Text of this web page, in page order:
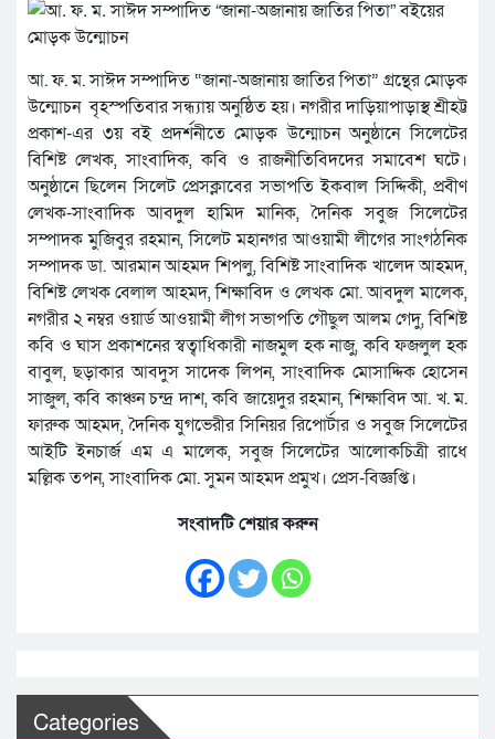
আ. ফ. ম. সাঈদ সম্পাদিত “জানা-অজানায় জাতির পিতা” গ্রন্থের মোড়ক
উন্মোচন বৃহস্পতিবার সন্ধ্যায় অনুষ্ঠিত হয়। নগরীর দাড়িয়াপাড়াস্থ শ্রীহট্ট
প্রকাশ-এর ৩য় বই প্রদর্শনীতে মোড়ক উন্মোচন অনুষ্ঠানে সিলেটের
বিশিষ্ট লেখক, সাংবাদিক, কবি ও রাজনীতিবিদদের সমাবেশ ঘটে।
অনুষ্ঠানে ছিলেন সিলেট প্রেসক্লাবের সভাপতি ইকবাল সিদ্দিকী, প্রবীণ
লেখক-সাংবাদিক আবদুল হামিদ মানিক, দৈনিক সবুজ সিলেটের
সম্পাদক মুজিবুর রহমান, সিলেট মহানগর আওয়ামী লীগের সাংগঠনিক
সম্পাদক ডা. আরমান আহমদ শিপলু, বিশিষ্ট সাংবাদিক খালেদ আহমদ,
বিশিষ্ট লেখক বেলাল আহমদ, শিক্ষাবিদ ও লেখক মো. আবদুল মালেক,
নগরীর ২ নম্বর ওয়ার্ড আওয়ামী লীগ সভাপতি গৌছুল আলম গেদু, বিশিষ্ট
কবি ও ঘাস প্রকাশনের স্বত্বাধিকারী নাজমুল হক নাজু, কবি ফজলুল হক
বাবুল, ছড়াকার আবদুস সাদেক লিপন, সাংবাদিক মোসাদ্দিক হোসেন
সাজুল, কবি কাঞ্চন চন্দ্র দাশ, কবি জায়েদুর রহমান, শিক্ষাবিদ আ. খ. ম.
ফারুক আহমদ, দৈনিক যুগভেরীর সিনিয়র রিপোর্টার ও সবুজ সিলেটের
আইটি ইনচার্জ এম এ মালেক, সবুজ সিলেটের আলোকচিত্রী রাধে
মল্লিক তপন, সাংবাদিক মো. সুমন আহমদ প্রমুখ। প্রেস-বিজ্ঞপ্তি।
সংবাদটি শেয়ার করুন
Categories